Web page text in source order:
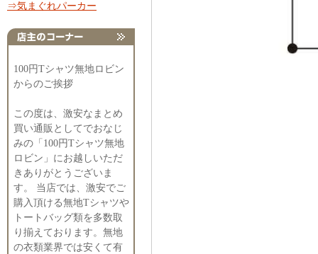
⇒気まぐれパーカー
100円Tシャツ無地ロビン
からのご挨拶
この度は、激安なまとめ
買い通販としてでおなじ
みの「100円Tシャツ無地
ロビン」にお越しいただ
きありがとうございま
す。 当店では、激安でご
購入頂ける無地Tシャツや
トートバッグ類を多数取
り揃えております。無地
の衣類業界では安くて有